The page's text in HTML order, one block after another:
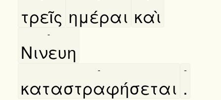
τρεῖς ημέραι καὶ
Νινευη
-
καταστραφήσεται
-
.
-